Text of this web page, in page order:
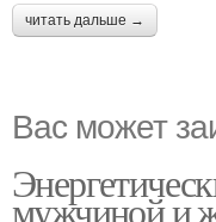
читать дальше →
Вас может
мужчиной и